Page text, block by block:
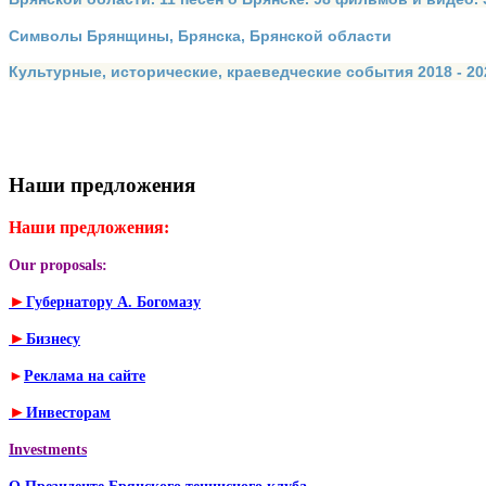
Символы Брянщины, Брянска, Брянской области
Культурные, исторические, краеведческие события 2018 -
Наши предложения
Наши предложения:
Our proposals:
► Губернатору А. Богомазу
► Бизнесу
► Реклама на сайте
► Инвесторам
Investments